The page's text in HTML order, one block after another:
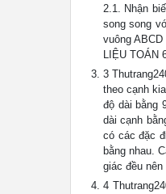
2.1. Nhận
song song
vuông
LIỆU TOÁN
3
theo cạnh
độ dài bằng
dài cạnh
có các đặc
bằng nhau.
giác đều
4